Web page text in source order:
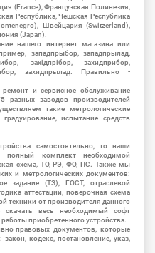
(France), Французская Полинезия,
Республика, Чешская Республика
Швейцария (Switzerland),
(Japan).
нашего интернет магазина или
западпрыбор, западпрылад,
західпрібор, захидприбор,
захидпрылад. Правильно -
и сервисное обслуживание
разных заводов производителей
такие метрологические
испытание средств
самостоятельно, то наши
полный комплект необходимой
схема, ТО, РЭ, ФО, ПС. Также мы
и метрологических документов:
задание (ТЗ), ГОСТ, отраслевой
аттестации, поверочная схема
техники от производителя данного
весь необходимый софт
приобретенного устройства.
правовых документов, которые
кодекс, постановление, указ,